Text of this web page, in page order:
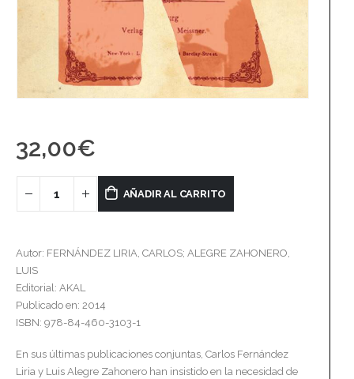
32,00€
AÑADIR AL CARRITO
Autor: FERNÁNDEZ LIRIA, CARLOS; ALEGRE ZAHONERO,
LUIS
Editorial: AKAL
Publicado en: 2014
ISBN: 978-84-460-3103-1
En sus últimas publicaciones conjuntas, Carlos Fernández
Liria y Luis Alegre Zahonero han insistido en la necesidad de